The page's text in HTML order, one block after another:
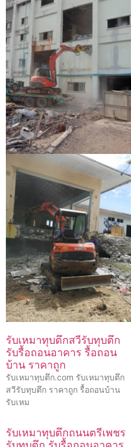
รับเหมาทุบตึกสวีรับทุบตึก
รับรื้อถอนอาคาร รื้อถอน
บ้าน ราคาถูก
รับเหมาทุบตึก.com รับเหมาทุบตึก
สวีรับทุบตึก ราคาถูก รื้อถอนบ้าน
รับเหม
รับเหมาทุบตึกถนนตรีเพชร